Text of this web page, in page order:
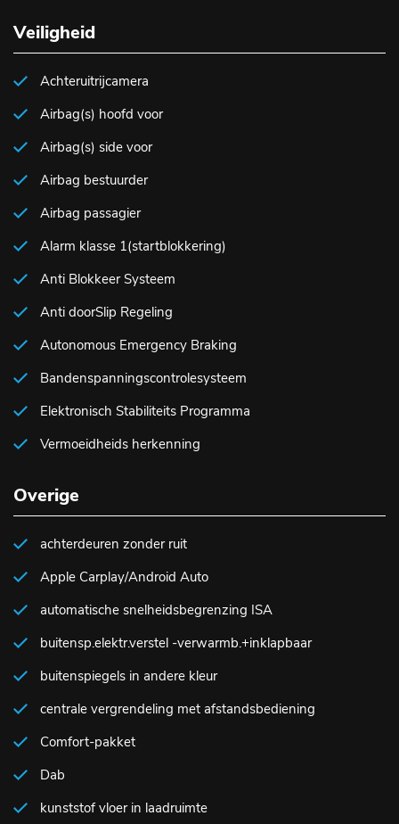
Veiligheid
Achteruitrijcamera
Airbag(s) hoofd voor
Airbag(s) side voor
Airbag bestuurder
Airbag passagier
Alarm klasse 1(startblokkering)
Anti Blokkeer Systeem
Anti doorSlip Regeling
Autonomous Emergency Braking
Bandenspanningscontrolesysteem
Elektronisch Stabiliteits Programma
Vermoeidheids herkenning
Overige
achterdeuren zonder ruit
Apple Carplay/Android Auto
automatische snelheidsbegrenzing ISA
buitensp.elektr.verstel -verwarmb.+inklapbaar
buitenspiegels in andere kleur
centrale vergrendeling met afstandsbediening
Comfort-pakket
Dab
kunststof vloer in laadruimte